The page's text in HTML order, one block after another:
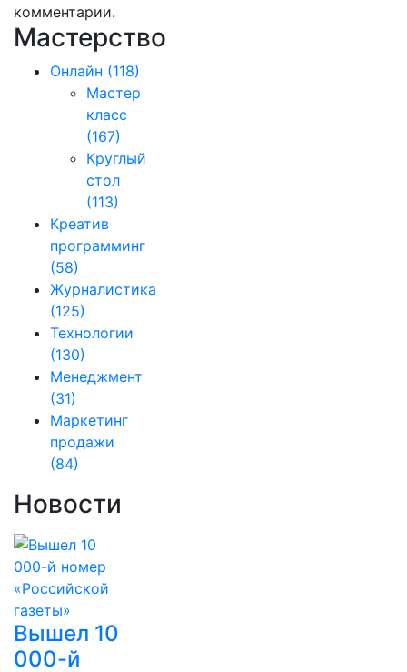
комментарии.
Мастерство
Онлайн (118)
Мастер
класс
(167)
Круглый
стол
(113)
Креатив
программинг
(58)
Журналистика
(125)
Технологии
(130)
Менеджмент
(31)
Маркетинг
продажи
(84)
Новости
Вышел 10
000-й